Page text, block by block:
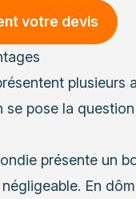
votre devis
plusieurs
pose la
présente un
En